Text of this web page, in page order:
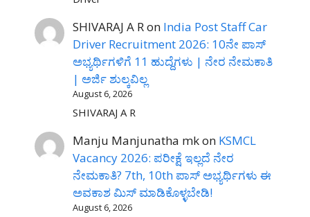
SHIVARAJ A Ron India Post Staff Car
Driver Recruitment 2026: 10ನೇ ಪಾಸ್
ಅಭ್ಯರ್ಥಿಗಳಿಗೆ 11 ಹುದ್ದೆಗಳು | ನೇರ ನೇಮಕಾತಿ
| ಅರ್ಜಿ ಶುಲ್ಕವಿಲ್ಲ
August 6, 2026
SHIVARAJ A R
Manju Manjunatha mkon KSMCL
Vacancy 2026: ಪರೀಕ್ಷೆ ಇಲ್ಲದೆ ನೇರ
ನೇಮಕಾತಿ? 7th, 10th ಪಾಸ್ ಅಭ್ಯರ್ಥಿಗಳು ಈ
ಅವಕಾಶ ಮಿಸ್ ಮಾಡಿಕೊಳ್ಳಬೇಡಿ!
August 6, 2026